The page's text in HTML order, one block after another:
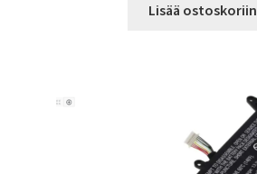
Lisää ostoskoriin